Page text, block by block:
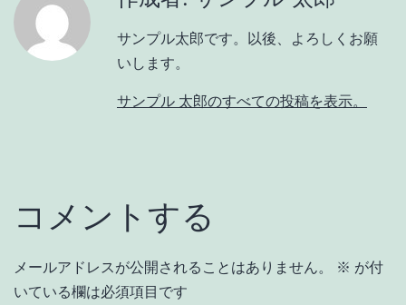
サンプル太郎です。以後、よろしくお願
いします。
サンプル 太郎のすべての投稿を表示。
コメントする
メールアドレスが公開されることはありません。 ※ が付
いている欄は必須項目です